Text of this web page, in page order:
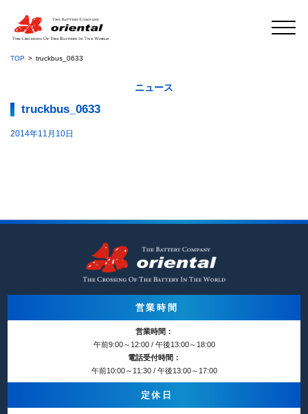
TOP truckbus_0633
ニュース
truckbus_0633
2014年11月10日
営業時間
営業時間：
午前9:00～12:00 / 午後13:00～18:00
電話受付時間：
午前10:00～11:30 / 午後13:00～17:00
定休日